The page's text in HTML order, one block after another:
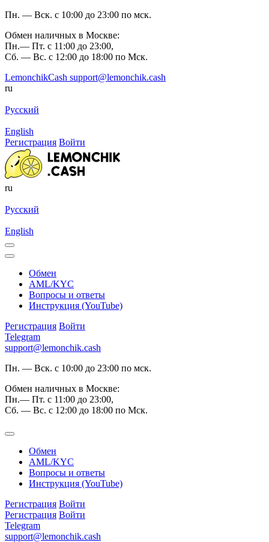
Пн. — Вск. с 10:00 до 23:00 по мск.
Обмен наличных в Москве:
Пн.— Пт. с 11:00 до 23:00,
Сб. — Вс. с 12:00 до 18:00 по Мск.
LemonchikCash support@lemonchik.cash
ru
Русский
English
Регистрация Войти
ru
Русский
English
Обмен
AML/KYC
Вопросы и ответы
Инструкция (YouTube)
Регистрация Войти
Telegram
support@lemonchik.cash
Пн. — Вск. с 10:00 до 23:00 по мск.
Обмен наличных в Москве:
Пн.— Пт. с 11:00 до 23:00,
Сб. — Вс. с 12:00 до 18:00 по Мск.
Обмен
AML/KYC
Вопросы и ответы
Инструкция (YouTube)
Регистрация Войти
Регистрация Войти
Telegram
support@lemonchik.cash